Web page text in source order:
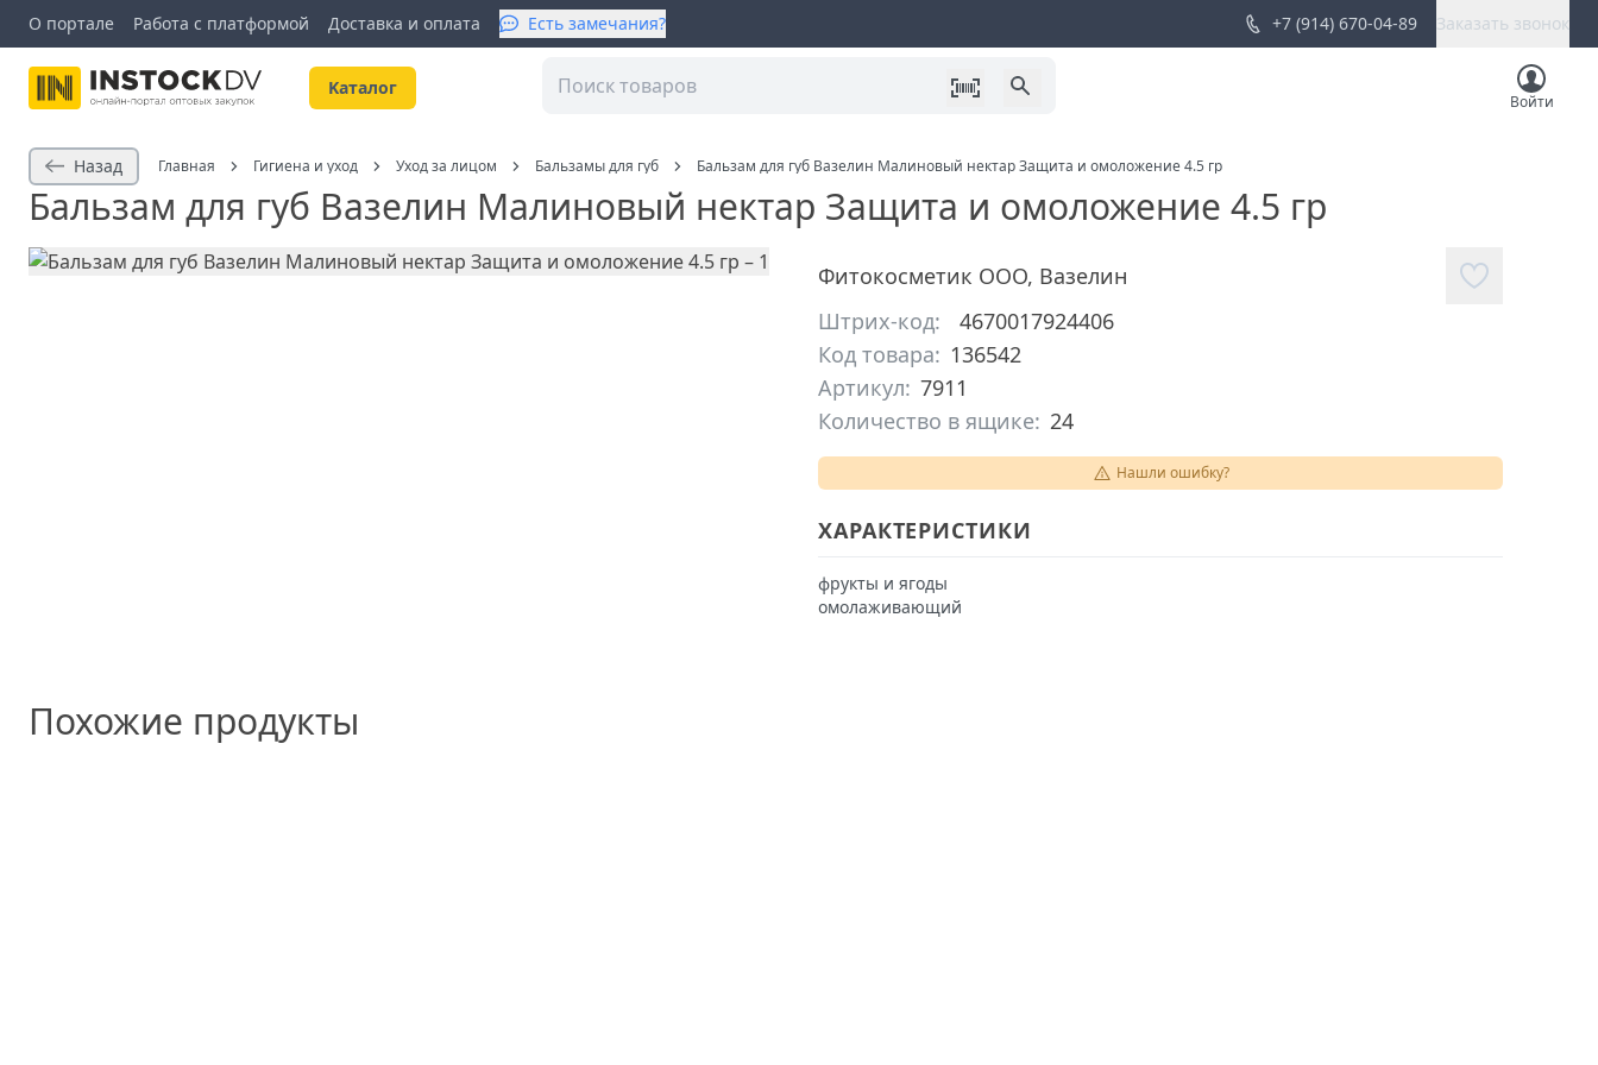
О портале Работа с платформой Доставка и оплата Есть замечания? +7 (914) 670-04-89 Заказать звонок
Kаталог
Войти
Назад Главная Гигиена и уход Уход за лицом Бальзамы для губ Бальзам для губ Вазелин Малиновый нектар Защита и омоложение 4.5 гр
Бальзам для губ Вазелин Малиновый нектар Защита и омоложение 4.5 гр
Фитокосметик ООО, Вазелин
Штрих-код:
4670017924406
Код товара: 136542
Артикул: 7911
Количество в ящике: 24
Нашли ошибку?
ХАРАКТЕРИСТИКИ
фрукты и ягоды
омолаживающий
Похожие продукты